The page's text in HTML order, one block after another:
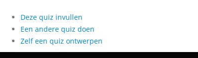
Deze quiz invullen
Een andere quiz doen
Zelf een quiz ontwerpen